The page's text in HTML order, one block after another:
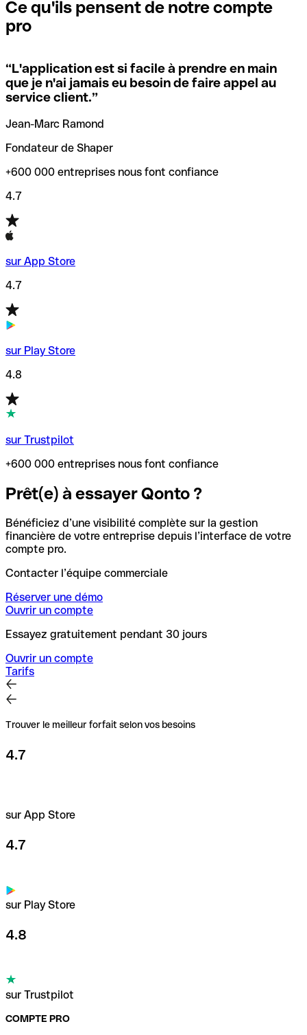
signifie que vous avez le code de l'une des succursales
locales.
Si vous n'êtes pas sûr du code SWIFT que vous devriez
utiliser, nous avons développé un outil de recherche de
codes SWIFT par nom de banque.
vérification/recherche de codes SWIFT. Ainsi, vous pouvez
trouver et vérifier vos codes SWIFT avant de réaliser vos
transferts d’argent.
Ce qu'ils pensent de notre compte
pro
“L'application est si facile à prendre en main
que je n'ai jamais eu besoin de faire appel au
service client.”
Jean-Marc Ramond
Fondateur de Shaper
+600 000 entreprises nous font confiance
4.7
sur App Store
4.7
sur Play Store
4.8
sur Trustpilot
+600 000 entreprises nous font confiance
Prêt(e) à essayer Qonto ?
Bénéficiez d’une visibilité complète sur la gestion
financière de votre entreprise depuis l’interface de votre
compte pro.
Contacter l’équipe commerciale
Réserver une démo
Ouvrir un compte
Essayez gratuitement pendant 30 jours
Ouvrir un compte
Tarifs
Trouver le meilleur forfait selon vos besoins
4.7
sur App Store
4.7
sur Play Store
4.8
sur Trustpilot
COMPTE PRO